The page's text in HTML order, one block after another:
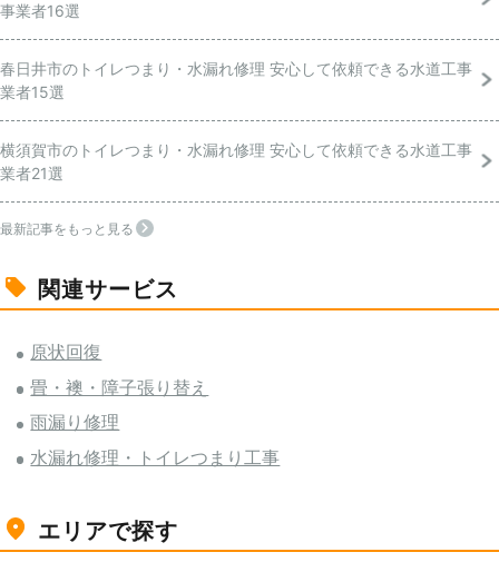
事業者16選
春日井市のトイレつまり・水漏れ修理 安心して依頼できる水道工事
業者15選
横須賀市のトイレつまり・水漏れ修理 安心して依頼できる水道工事
業者21選
最新記事をもっと見る
関連サービス
原状回復
畳・襖・障子張り替え
雨漏り修理
水漏れ修理・トイレつまり工事
エリアで探す